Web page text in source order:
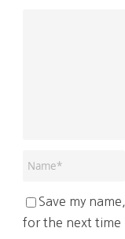
Save my
for the next time